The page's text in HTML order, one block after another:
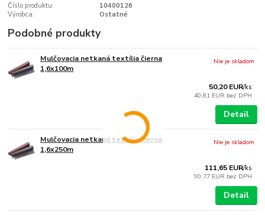
Číslo produktu:
10400126
Výrobca:
Ostatné
Podobné produkty
Mulčovacia netkaná textília čierna
1,6x100m
50,20 EUR/ks
40,81 EUR bez DPH
Nie je skladom
Detail
Mulčovacia netkaná textília čierna
1,6x250m
111,65 EUR/ks
90,77 EUR bez DPH
Nie je skladom
Detail